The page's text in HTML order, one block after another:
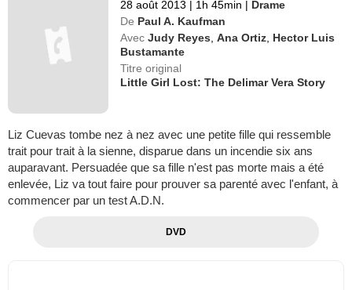
28 août 2013 | 1h 45min | Drame
De Paul A. Kaufman
Avec Judy Reyes ,Ana Ortiz Hector Luis
Bustamante
Titre original
Little Girl Lost: The Delimar Vera Story
Liz Cuevas tombe nez à nez avec une petite fille qui ressemble
trait pour trait à la sienne, disparue dans un incendie six ans
auparavant. Persuadée que sa fille n'est pas morte mais a été
enlevée, Liz va tout faire pour prouver sa parenté avec l'enfant, à
commencer par un test A.D.N.
DVD